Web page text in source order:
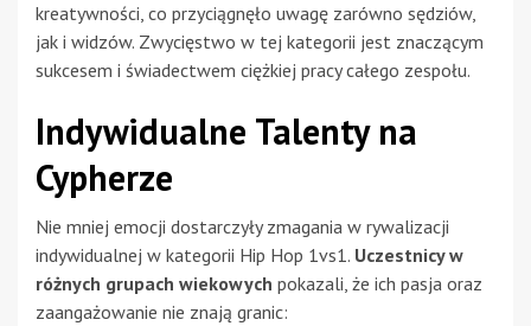
kreatywności, co przyciągnęło uwagę zarówno sędziów,
jak i widzów. Zwycięstwo w tej kategorii jest znaczącym
sukcesem i świadectwem ciężkiej pracy całego zespołu.
Indywidualne Talenty na
Cypherze
Nie mniej emocji dostarczyły zmagania w rywalizacji
indywidualnej w kategorii Hip Hop 1vs1. Uczestnicy w
różnych grupach wiekowych pokazali, że ich pasja oraz
zaangażowanie nie znają granic: